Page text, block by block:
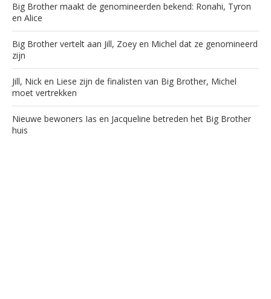
Big Brother maakt de genomineerden bekend: Ronahi, Tyron
en Alice
Big Brother vertelt aan Jill, Zoey en Michel dat ze genomineerd
zijn
Jill, Nick en Liese zijn de finalisten van Big Brother, Michel
moet vertrekken
Nieuwe bewoners Ias en Jacqueline betreden het Big Brother
huis